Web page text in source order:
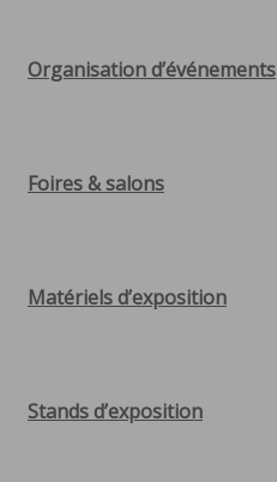
Organisation d’événements
Foires & salons
Matériels d’exposition
Stands d’exposition